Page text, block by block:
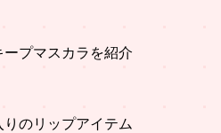
プマスカラを紹介
のリップアイテム